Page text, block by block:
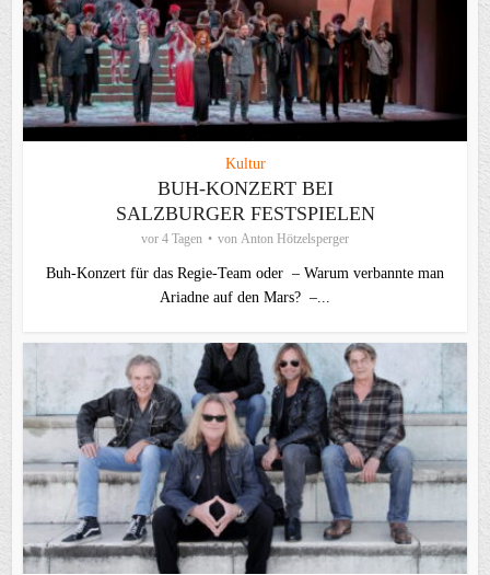
Kultur
BUH-KONZERT BEI
SALZBURGER FESTSPIELEN
vor 4 Tagen von Anton Hötzelsperger
Buh-Konzert für das Regie-Team oder – Warum verbannte man
Ariadne auf den Mars? –...